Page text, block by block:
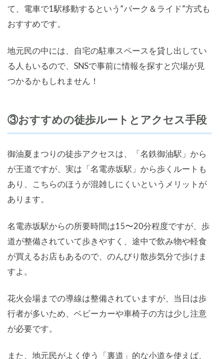
て、電車で1駅移動するという“パーク＆ライド”方式も
おすすめです。
地元民の中には、自宅の駐車スペースを貸し出してい
る人もいるので、SNSで事前に情報を探すと穴場が見
つかるかもしれません！
③おすすめの徒歩ルートとアクセス手段
御油夏まつりの徒歩アクセスは、「名鉄御油駅」から
が王道ですが、実は「名電赤坂駅」から歩くルートも
あり、こちらのほうが混雑しにくいというメリットが
あります。
名電赤坂駅からの所要時間は15〜20分程度ですが、歩
道が整備されていて歩きやすく、途中で飲み物や軽食
が買えるお店もあるので、のんびり散歩気分で歩けま
すよ。
花火会場までの導線は整備されていますが、当日は歩
行者が多いため、ベビーカーや車椅子の方は少し注意
が必要です。
また、地元民がよく使う「裏道」的な小道を使えば、